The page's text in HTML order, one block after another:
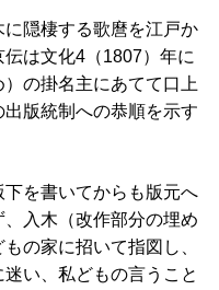
隠棲する歌麿を江戸か
は文化4（1807）年に
の掛名主にあてて口上
版統制への恭順を示す
下を書いてからも版元へ
入木（改作部分の埋め
の家に招いて指図し、
い、私どもの言うこと